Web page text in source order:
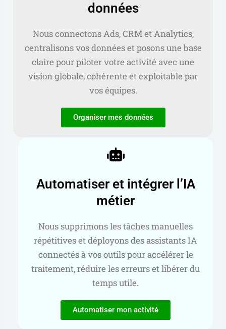
données
Nous connectons Ads, CRM et Analytics,
centralisons vos données et posons une base
claire pour piloter votre activité avec une
vision globale, cohérente et exploitable par
vos équipes.
Organiser mes données
Automatiser et intégrer l’IA
métier
Nous supprimons les tâches manuelles
répétitives et déployons des assistants IA
connectés à vos outils pour accélérer le
traitement, réduire les erreurs et libérer du
temps utile.
Automatiser mon activité